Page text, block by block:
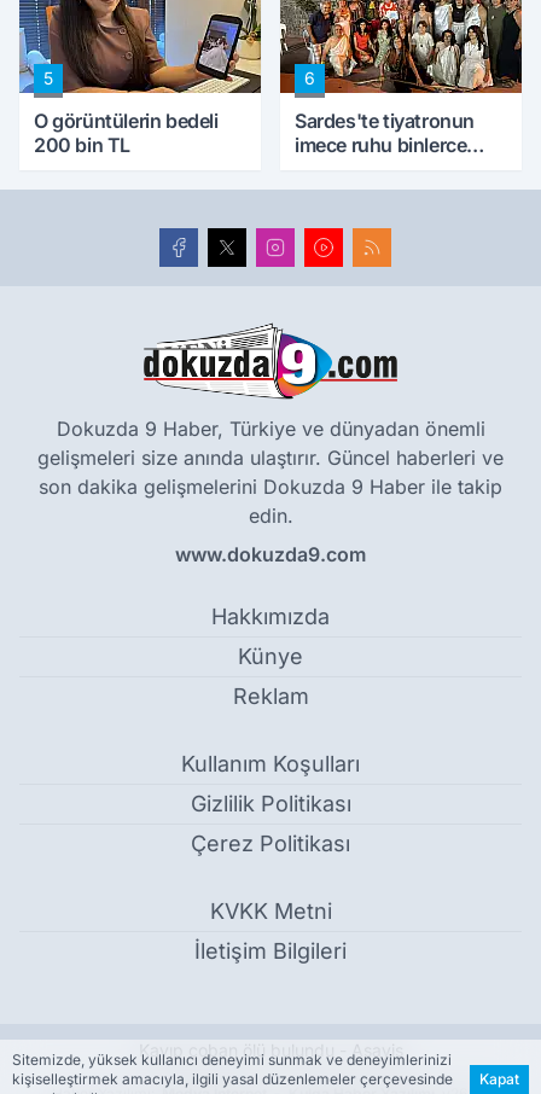
5
O görüntülerin bedeli
200 bin TL
6
Sardes'te tiyatronun
imece ruhu binlerce
Dokuzda 9 Haber, Türkiye ve dünyadan önemli
gelişmeleri size anında ulaştırır. Güncel haberleri ve
son dakika gelişmelerini Dokuzda 9 Haber ile takip
edin.
www.dokuzda9.com
Hakkımızda
Künye
Reklam
Kullanım Koşulları
Gizlilik Politikası
Çerez Politikası
KVKK Metni
İletişim Bilgileri
Kayıp çoban ölü bulundu - Asayiş
Sitemizde, yüksek kullanıcı deneyimi sunmak ve deneyimlerinizi
kişiselleştirmek amacıyla, ilgili yasal düzenlemeler çerçevesinde
Kapat